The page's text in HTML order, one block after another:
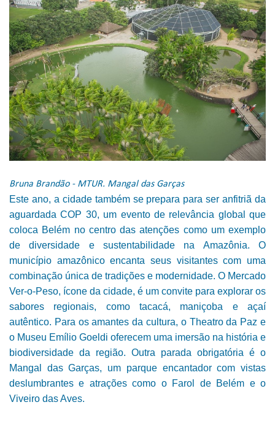
Bruna Brandão - MTUR. Mangal das Garças
Este ano, a cidade também se prepara para ser anfitriã da
aguardada COP 30, um evento de relevância global que
coloca Belém no centro das atenções como um exemplo
de diversidade e sustentabilidade na Amazônia. O
município amazônico encanta seus visitantes com uma
combinação única de tradições e modernidade. O Mercado
Ver-o-Peso, ícone da cidade, é um convite para explorar os
sabores regionais, como tacacá, maniçoba e açaí
autêntico. Para os amantes da cultura, o Theatro da Paz e
o Museu Emílio Goeldi oferecem uma imersão na história e
biodiversidade da região. Outra parada obrigatória é o
Mangal das Garças, um parque encantador com vistas
deslumbrantes e atrações como o Farol de Belém e o
Viveiro das Aves.